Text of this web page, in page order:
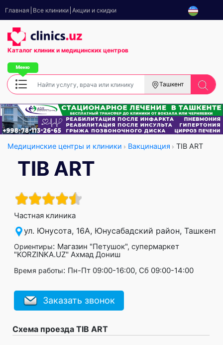
Главная Все клиники Акции и скидки
Каталог клиник и медицинских центров
Ташкент
Медицинские центры и клиники Вакцинация TIB ART
TIB ART
Частная клиника
ул. Юнусота, 16А, Юнусабадский район, Ташкент
Ориентиры: Магазин "Петушок", супермаркет
"KORZINKA.UZ" Ахмад Дониш
Время работы: Пн-Пт 09:00-16:00, Сб 09:00-14:00
Заказать звонок
Схема проезда TIB ART